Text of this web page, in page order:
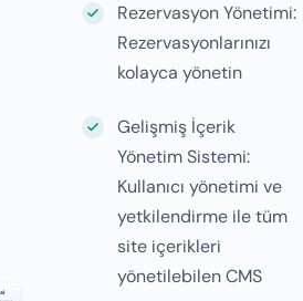
Rezervasyon Yönetimi:
Rezervasyonlarınızı
kolayca yönetin
Gelişmiş İçerik
Yönetim Sistemi:
Kullanıcı yönetimi ve
yetkilendirme ile tüm
site içerikleri
yönetilebilen CMS